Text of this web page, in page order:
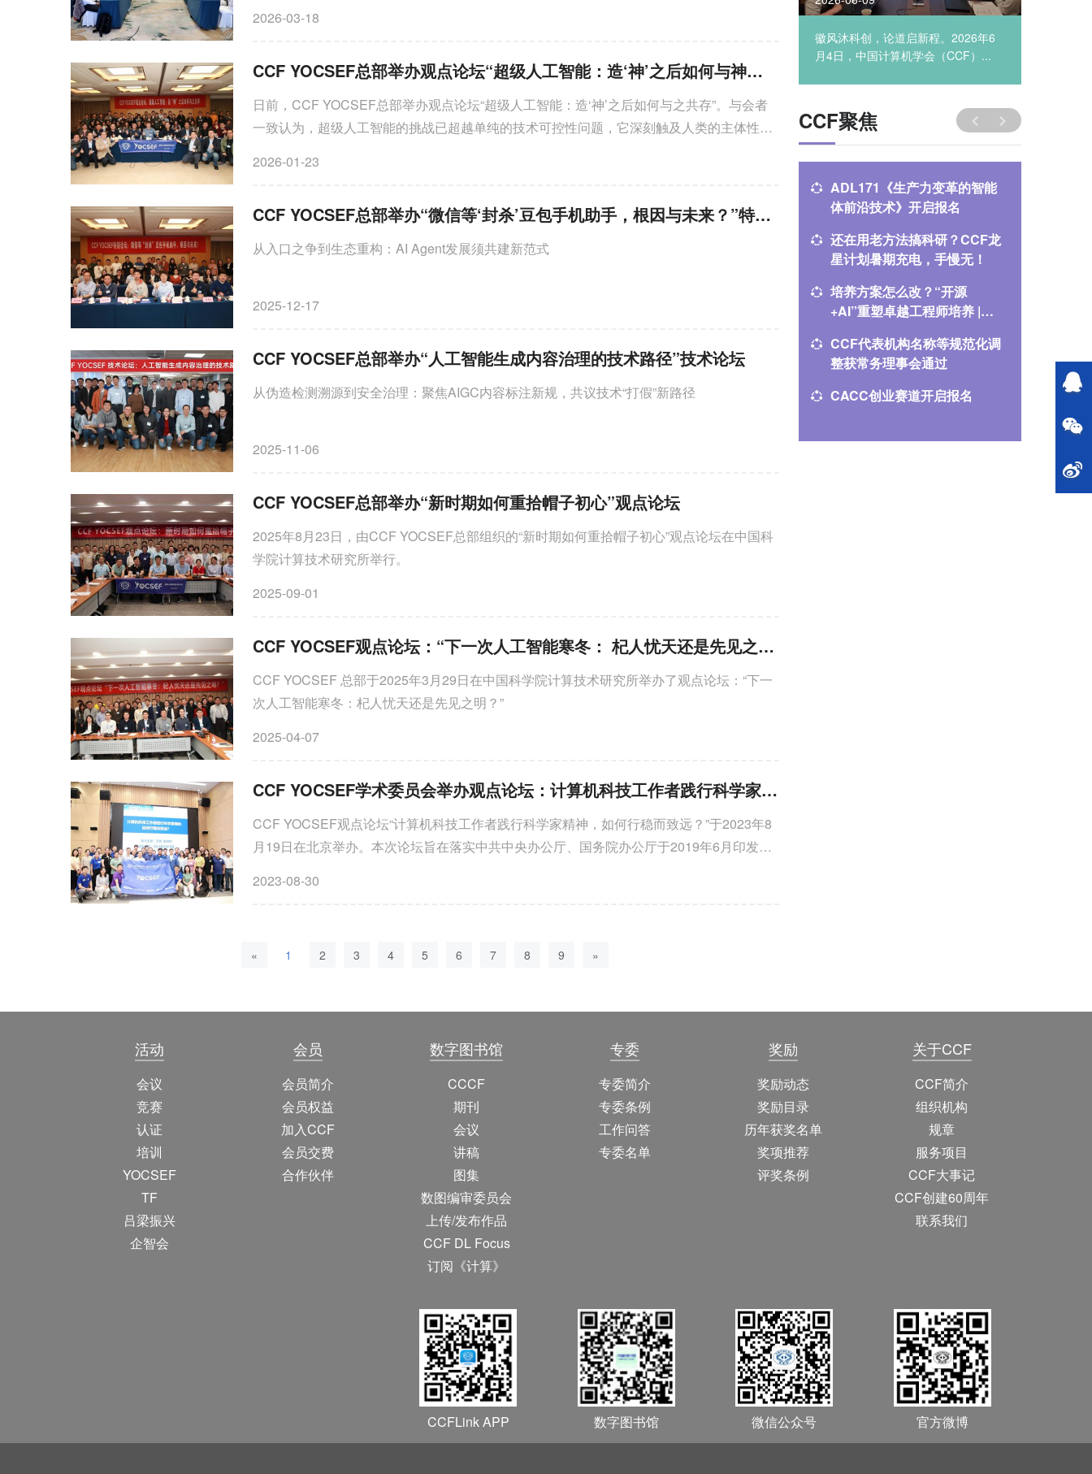
2026-03-18
CCF YOCSEF总部举办观点论坛“超级人工智能：造‘神’之后如何与神共存”
日前，CCF YOCSEF总部举办观点论坛“超级人工智能：造‘神’之后如何与之共存”。与会者
一致认为，超级人工智能的挑战已超越单纯的技术可控性问题，它深刻触及人类的主体性、
的思考与治理框架构建。
2026-01-23
CCF YOCSEF总部举办“微信等‘封杀’豆包手机助手，根因与未来？”特别论坛
从入口之争到生态重构：AI Agent发展须共建新范式
2025-12-17
CCF YOCSEF总部举办“人工智能生成内容治理的技术路径”技术论坛
从伪造检测溯源到安全治理：聚焦AIGC内容标注新规，共议技术“打假”新路径
2025-11-06
CCF YOCSEF总部举办“新时期如何重拾帽子初心”观点论坛
2025年8月23日，由CCF YOCSEF总部组织的“新时期如何重拾帽子初心”观点论坛在中国科
学院计算技术研究所举行。
2025-09-01
CCF YOCSEF观点论坛：“下一次人工智能寒冬： 杞人忧天还是先见之明？”在京举办
CCF YOCSEF 总部于2025年3月29日在中国科学院计算技术研究所举办了观点论坛：“下一
次人工智能寒冬：杞人忧天还是先见之明？”
2025-04-07
CCF YOCSEF学术委员会举办观点论坛：计算机科技工作者践行科学家精神，如何行稳而致远？
CCF YOCSEF观点论坛“计算机科技工作者践行科学家精神，如何行稳而致远？”于2023年8
月19日在北京举办。本次论坛旨在落实中共中央办公厅、国务院办公厅于2019年6月印发的
国际环境下，新时代科学家精神的内涵是什么？”“计算机科技工作者如何有效践行科学家精
2023-08-30
« 1 2 3 4 5 6 7 8 9 »
徽风沐科创，论道启新程。2026年6
月4日，中国计算机学会（CCF）...
CCF聚焦
ADL171《生产力变革的智能
体前沿技术》开启报名
还在用老方法搞科研？CCF龙
星计划暑期充电，手慢无！
培养方案怎么改？“开源
+AI”重塑卓越工程师培养 |
CCF代表机构名称等规范化调
整获常务理事会通过
CACC创业赛道开启报名
（
FCES
月13
活动
会议
竞赛
认证
培训
YOCSEF
TF
吕梁振兴
企智会
会员
会员简介
会员权益
加入CCF
会员交费
合作伙伴
数字图书馆
CCCF
期刊
会议
讲稿
图集
数图编审委员会
上传/发布作品
CCF DL Focus
订阅《计算》
专委
专委简介
专委条例
工作问答
专委名单
奖励
奖励动态
奖励目录
历年获奖名单
奖项推荐
评奖条例
关于CCF
CCF简介
组织机构
规章
服务项目
CCF大事记
CCF创建60周年
联系我们
CCFLink APP 数字图书馆 微信公众号 官方微博